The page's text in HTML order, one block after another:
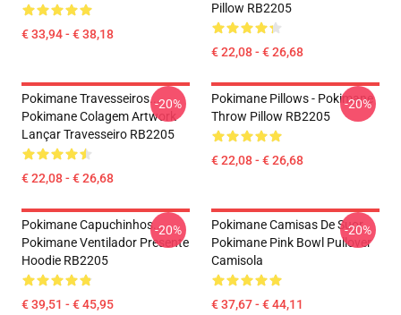
€ 33,94 - € 38,18
Pillow RB2205
€ 22,08 - € 26,68
Pokimane Travesseiros...
Pokimane Colagem Artwork
Lançar Travesseiro RB2205
€ 22,08 - € 26,68
-20%
Pokimane Pillows - Pokimane
Throw Pillow RB2205
€ 22,08 - € 26,68
-20%
Pokimane Capuchinhos...
Pokimane Ventilador Presente
Hoodie RB2205
€ 39,51 - € 45,95
-20%
Pokimane Camisas De Suor
Pokimane Pink Bowl Pullover
Camisola
€ 37,67 - € 44,11
-20%